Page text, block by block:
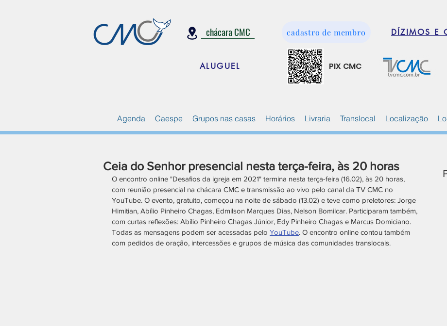
chácara CMC
ALUGUEL
cadastro de membro DÍZIMOS E
PIX CMC
Agenda Caespe Grupos nas casas Horários Livraria Translocal Localização
Ceia do Senhor presencial nesta terça-feira, às 20 horas
O encontro online "Desafios da igreja em 2021" termina nesta terça-feira (16.02), às 20 horas,
com reunião presencial na chácara CMC e transmissão ao vivo pelo canal da TV CMC no
YouTube. O evento, gratuito, começou na noite de sábado (13.02) e teve como preletores: Jorge
Himitian, Abílio Pinheiro Chagas, Edmilson Marques Dias, Nelson Bomilcar. Participaram também,
com curtas reflexões: Abílio Pinheiro Chagas Júnior, Edy Pinheiro Chagas e Marcus Domiciano.
Todas as mensagens podem ser acessadas pelo YouTube. O encontro online contou também
com pedidos de oração, intercessões e grupos de música das comunidades translocais.